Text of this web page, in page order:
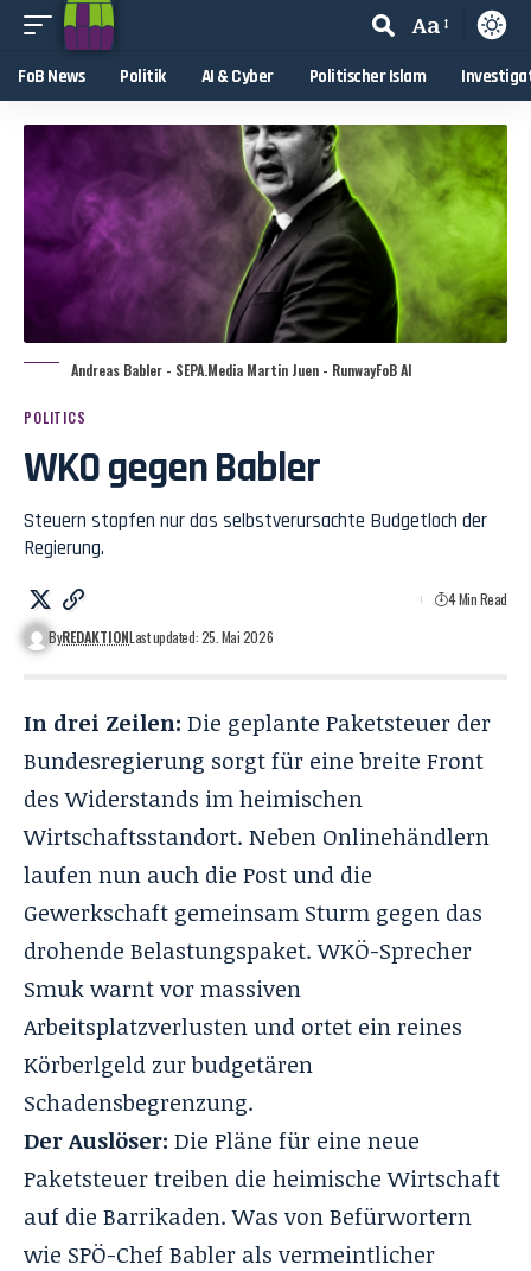
Aa
FoB News Politik AI & Cyber Politischer Islam
Andreas Babler - SEPA.Media Martin Juen - RunwayFoB AI
POLITICS
WKO gegen Babler
Steuern stopfen nur das selbstverursachte Budgetloch der
Regierung.
ByREDAKTIONLast updated: 25. Mai 2026
4 Min Read
In drei Zeilen: Die geplante Paketsteuer der
Bundesregierung sorgt für eine breite Front
des Widerstands im heimischen
Wirtschaftsstandort. Neben Onlinehändlern
laufen nun auch die Post und die
Gewerkschaft gemeinsam Sturm gegen das
drohende Belastungspaket. WKÖ-Sprecher
Smuk warnt vor massiven
Arbeitsplatzverlusten und ortet ein reines
Körberlgeld zur budgetären
Schadensbegrenzung.
Der Auslöser: Die Pläne für eine neue
Paketsteuer treiben die heimische Wirtschaft
auf die Barrikaden. Was von Befürwortern
wie SPÖ-Chef Babler als vermeintlicher